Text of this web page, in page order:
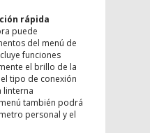
rápida
puede
del menú de
funciones
el brillo de la
tipo de conexión
linterna
también podrá
personal y el